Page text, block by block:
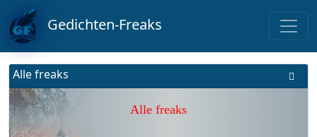
Gedichten-Freaks
Alle freaks
Alle freaks